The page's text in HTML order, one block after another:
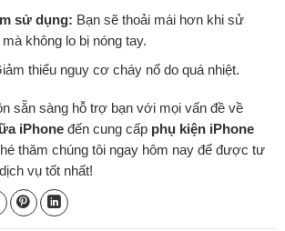
sử dụng: Bạn sẽ thoải mái hơn khi sử
mà không lo bị nóng tay.
thiểu nguy cơ cháy nổ do quá nhiệt.
sẵn sàng hỗ trợ bạn với mọi vấn đề về
iPhoneđến cung cấp phụ kiện iPhone
thăm chúng tôi ngay hôm nay để được tư
vụ tốt nhất!